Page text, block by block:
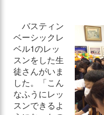
バスティン
ベーシックレ
ベル1のレッ
スンをした生
徒さんがいま
した。「こん
なふうにレッ
スンできるよ